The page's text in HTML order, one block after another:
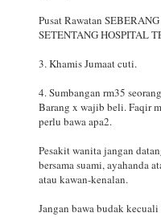
Pusat Rawatan
SETENTANG HOSPITAL
3. Khamis Jumaat cuti.
4. Sumbangan rm35
Barang x wajib beli. Faqir
perlu bawa apa2.
Pesakit wanita jangan
bersama suami, ayahanda
atau kawan-kenalan.
Jangan bawa budak